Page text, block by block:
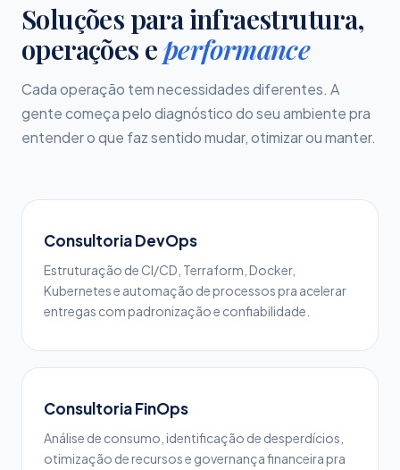
Soluções para infraestrutura,
operações eperformance
Cada operação tem necessidades diferentes. A
gente começa pelo diagnóstico do seu ambiente pra
entender o que faz sentido mudar, otimizar ou manter.
Consultoria DevOps
Estruturação de CI/CD, Terraform, Docker,
Kubernetes e automação de processos pra acelerar
entregas com padronização e confiabilidade.
Consultoria FinOps
Análise de consumo, identificação de desperdícios,
otimização de recursos e governança financeira pra